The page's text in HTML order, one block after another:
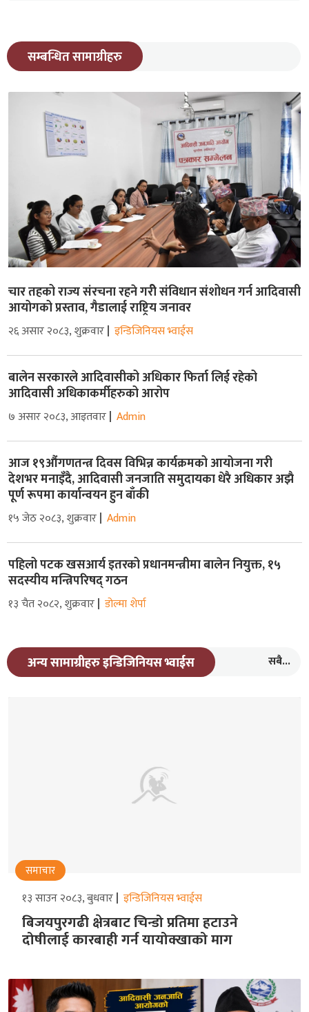
सम्बन्धित सामाग्रीहरु
चार तहको राज्य संरचना रहने गरीे संविधान संशोधन गर्न आदिवासी
आयोगको प्रस्ताव, गैडालाई राष्ट्रिय जनावर
२६ असार २०८३, शुक्रवार इन्डिजिनियस भ्वाईस
बालेन सरकारले आदिवासीको अधिकार फिर्ता लिई रहेको
आदिवासी अधिकाकर्मीहरुको आरोप
७ असार २०८३, आइतवार Admin
आज १९औंगणतन्त्र दिवस विभिन्न कार्यक्रमको आयोजना गरी
देशभर मनाइँदै, आदिवासी जनजाति समुदायका धेरै अधिकार अझै
पूर्ण रूपमा कार्यान्वयन हुन बाँकी
१५ जेठ २०८३, शुक्रवार Admin
पहिलो पटक खसआर्य इतरको प्रधानमन्त्रीमा बालेन नियुक्त, १५
सदस्यीय मन्त्रिपरिषद् गठन
१३ चैत २०८२, शुक्रवार डोल्मा शेर्पा
अन्य सामाग्रीहरु इन्डिजिनियस भ्वाईस सबै...
समाचार
१३ साउन २०८३, बुधवार इन्डिजिनियस भ्वाईस
बिजयपुरगढी क्षेत्रबाट चिन्डो प्रतिमा हटाउने
दोषीलाई कारबाही गर्न यायोक्खाको माग